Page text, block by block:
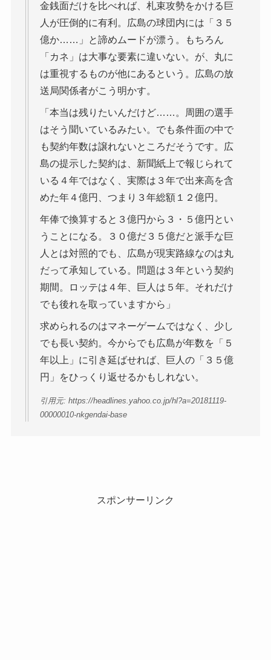
金銭面だけを比べれば、札束攻勢をかける巨
人が圧倒的に有利。広島の球団内には「３５
億か……」と諦めムードが漂う。もちろん
「カネ」は大事な要素に違いない。が、丸に
は重視するものが他にあるという。広島の放
送局関係者がこう明かす。
「本当は残りたいんだけど……。周囲の選手
はそう聞いているみたい。でも条件面の中で
も契約年数は譲れないところだそうです。広
島の提示した契約は、新聞紙上で報じられて
いる４年ではなく、実際は３年で出来高を含
めた年４億円、つまり３年総額１２億円。
年俸で換算すると３億円から３・５億円とい
うことになる。３０億だ３５億だと派手な巨
人とは対照的でも、広島が現実路線なのは丸
だって承知している。問題は３年という契約
期間。ロッテは４年、巨人は５年。それだけ
でも後れを取っていますから」
求められるのはマネーゲームではなく、少し
でも長い契約。今からでも広島が年数を「５
年以上」に引き延ばせれば、巨人の「３５億
円」をひっくり返せるかもしれない。
引用元: https://headlines.yahoo.co.jp/hl?a=20181119-
00000010-nkgendai-base
スポンサーリンク